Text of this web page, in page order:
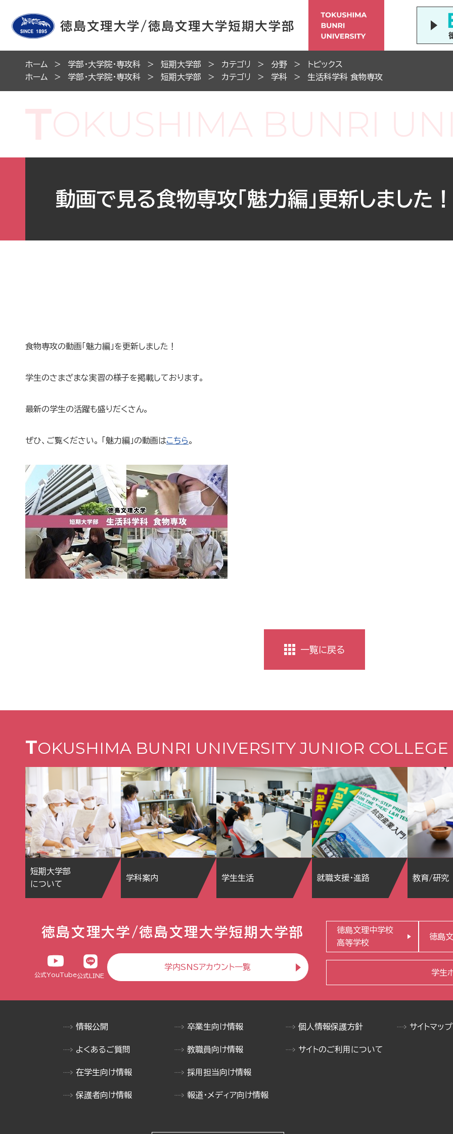
ホーム 学部・大学院・専攻科 短期大学部 カテゴリ 分野
トピックス
ホーム
学部・大学院・専攻科 短期大学部 カテゴリ 学科 生活科学科 食物専攻
動画で見る食物専攻「魅力編」更新しました！
食物専攻の動画「魅力編」を更新しました！
学生のさまざまな実習の様子を掲載しております。
最新の学生の活躍も盛りだくさん。
ぜひ、ご覧ください。 「魅力編」の動画はこちら。
一覧に戻る
TOKUSHIMA BUNRI UNIVERSITY JUNIOR COLLEGE
短期大学部
について
学科案内 学生生活 就職支援・進路 教育/研究
徳島文理大学/徳島文理大学短期大学部
公式YouTube公式LINE
学内SNSアカウント一覧
徳島文理中学校
高等学校
徳島
学生
情報公開
よくあるご質問
在学生向け情報
保護者向け情報
卒業生向け情報
教職員向け情報
採用担当向け情報
報道・メディア向け情報
個人情報保護方針
サイトのご利用について
サイトマップ